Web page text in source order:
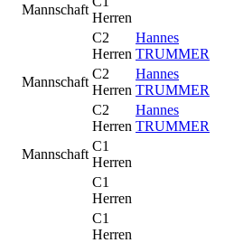
Mannschaft
Herren
C2
Herren
Hannes
TRUMMER
Mannschaft
C2
Herren
Hannes
TRUMMER
C2
Herren
Hannes
TRUMMER
Mannschaft
C1
Herren
C1
Herren
C1
Herren